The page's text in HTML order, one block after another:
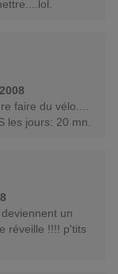
faire du vélo....
les jours: 20 mn.
un
réveille !!!! p'tits